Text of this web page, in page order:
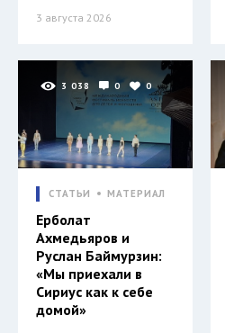
3 августа 2026
3 038 0 0
СТАТЬИ МАТЕРИАЛ
Ерболат
Ахмедьяров и
Руслан Баймурзин:
«Мы приехали в
Сириус как к себе
домой»